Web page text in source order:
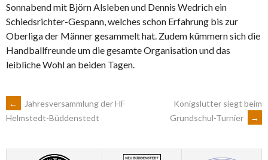
Sonnabend mit Björn Alsleben und Dennis Wedrich ein
Schiedsrichter-Gespann, welches schon Erfahrung bis zur
Oberliga der Männer gesammelt hat. Zudem kümmern sich die
Handballfreunde um die gesamte Organisation und das
leibliche Wohl an beiden Tagen.
ARTIKEL-
NAVIGATION
←
Jahresversammlung der HF
Helmstedt-Büddenstedt
Königslutter siegt beim
Grundschul-Turnier
→